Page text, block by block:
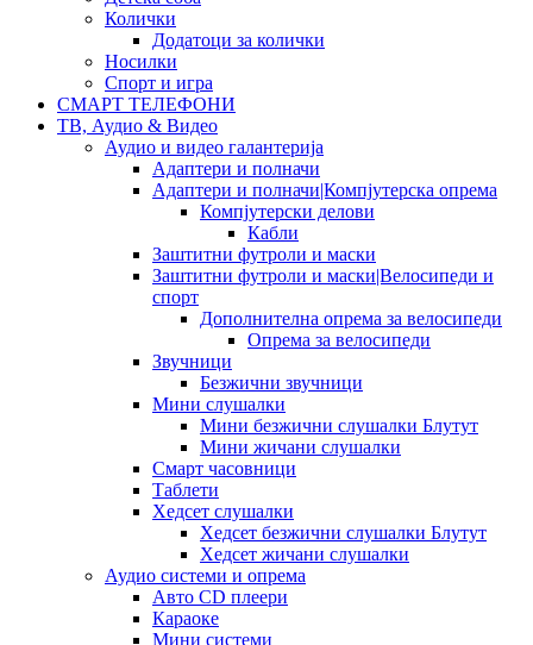
Колички
Додатоци за колички
Носилки
Спорт и игра
СМАРТ ТЕЛЕФОНИ
ТВ, Аудио & Видео
Аудио и видео галантерија
Адаптери и полначи
Адаптери и полначи|Компјутерска опрема
Компјутерски делови
Кабли
Заштитни футроли и маски
Заштитни футроли и маски|Велосипеди и
спорт
Дополнителна опрема за велосипеди
Опрема за велосипеди
Звучници
Безжични звучници
Мини слушалки
Мини безжични слушалки Блутут
Мини жичани слушалки
Смарт часовници
Таблети
Хедсет слушалки
Хедсет безжични слушалки Блутут
Хедсет жичани слушалки
Аудио системи и опрема
Авто CD плеери
Караоке
Мини системи